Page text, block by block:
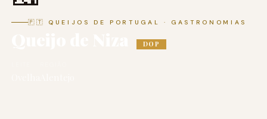
🇵🇹 QUEIJOS DE PORTUGAL · GASTRONOMIAS
DOP